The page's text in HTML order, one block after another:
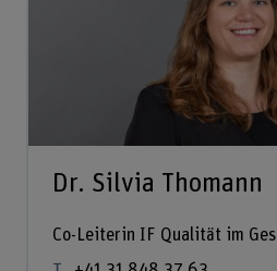
Dr. Silvia Thomann
Co-Leiterin IF Qualität im